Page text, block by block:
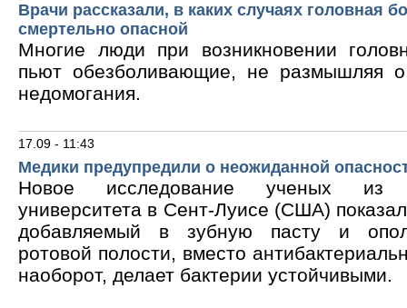
Врачи рассказали, в каких случаях головная
смертельно опасной
Многие люди при возникновении
пьют обезболивающие, не размышляя о
недомогания.
17.09 - 11:43
Медики предупредили о неожиданной
Новое исследование ученых из
университета в Сент-Луисе (США)
добавляемый в зубную пасту и
ротовой полости, вместо
наоборот, делает бактерии устойчивыми.